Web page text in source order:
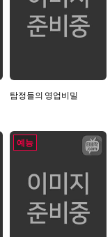
탐정들의 영업비밀
예능